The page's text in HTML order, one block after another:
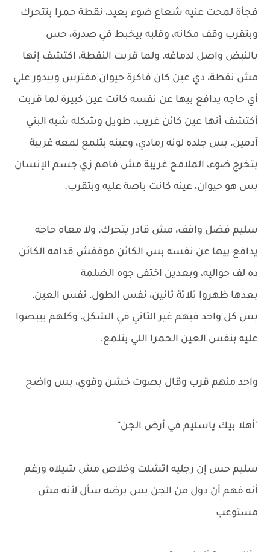
فجأة لمحت عنيه شعاع ضوء بعيد، نقطة حمرا بتتحرك
وبتقرب وقف مكانه، وقلبه بيخبط في صدرة، حس
بالنبض واصل لدماغه، ولما قربت النقطة، اكتشف إنها
مش نقطة، دي عين كان فاكرة حيوان مفترس وبيدور علي
أي حاجه يدافع بيها عن نفسه كانت عين كبيرة لما قربت
أكتشف أنها عين كائن غريب، طويل وشكله شبه البني
آدمين، بس جلده لونه رمادي، وعينه بتلمع لمعه غريبة
بتخرج ضوء، الملامح غريبة مش فاهم زي جسم الإنسان
بس هو حيوان، عينه كانت باصة عليه وبتقرب.
سليم فضل واقف، مش قادر يتحرك، ولا معاه حاجه
يدافع بيها عن نفسه بس الكائن موقفش قدامه الكائن
ده لف حواليه، وبعدين اختفى جوه الضلمة
بعدها ظهروا تلاتة تانين، نفس الطول، نفس العين،
بس كل واحد فيهم غير التاني في الشكل، وكلهم بيبصوا
عليه بنفس العين الحمرا اللي بتلمع.
واحد منهم قرب وقال بصوت خشن وقوي، بس واضح
"أهلا بيك ياسليم في أرض الجن"
سليم حس إن رجليه اتشلت وخلاص مش شيلاه ورغم
أنه فهم أن دول من الجن بس برضه سأل لأنه مش
مستوعب